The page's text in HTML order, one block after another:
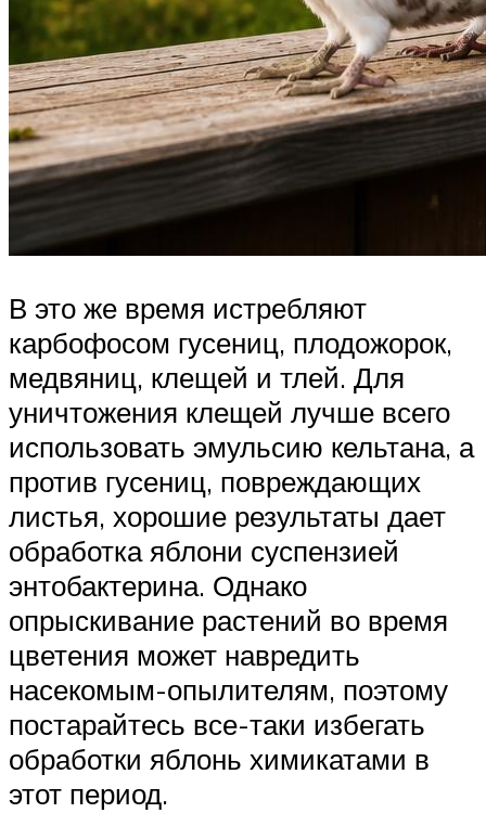
В это же время истребляют
карбофосом гусениц, плодожорок,
медвяниц, клещей и тлей. Для
уничтожения клещей лучше всего
использовать эмульсию кельтана, а
против гусениц, повреждающих
листья, хорошие результаты дает
обработка яблони суспензией
энтобактерина. Однако
опрыскивание растений во время
цветения может навредить
насекомым-опылителям, поэтому
постарайтесь все-таки избегать
обработки яблонь химикатами в
этот период.